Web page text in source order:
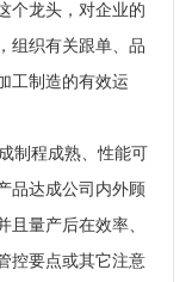
个龙头，对企业的
组织有关跟单、品
工制造的有效运
制程成熟、性能可
品达成公司内外顾
量产后在效率、
控要点或其它注意